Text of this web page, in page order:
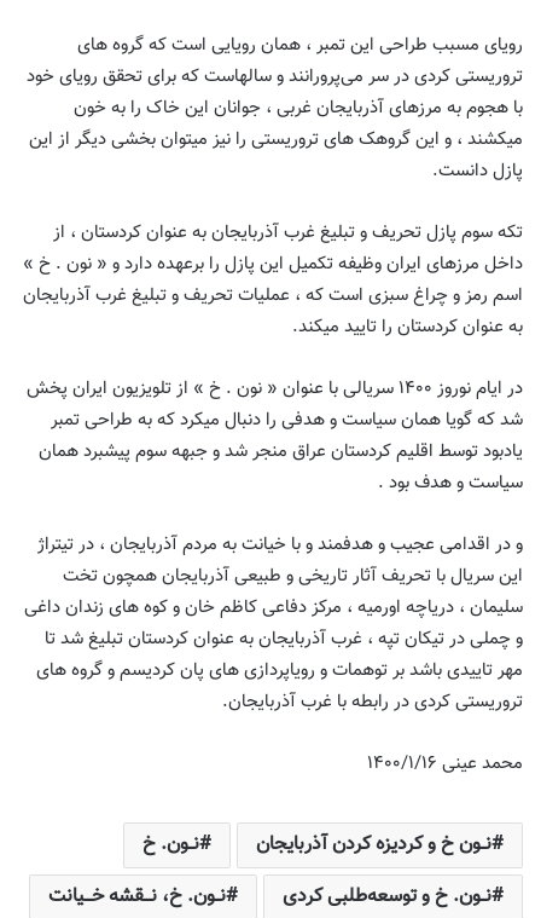
رویای مسبب طراحی این تمبر ، همان رویایی است که گروه های
تروریستی کردی در سر می‌پرورانند و سالهاست که برای تحقق رویای خود
با هجوم به مرزهای آذربایجان غربی ، جوانان این خاک را به خون
میکشند ، و این گروهک های تروریستی را نیز میتوان بخشی دیگر از این
پازل دانست.
تکه سوم پازل تحریف و تبلیغ غرب آذربایجان به عنوان کردستان ، از
داخل مرزهای ایران وظیفه تکمیل این پازل را برعهده دارد و « نون . خ »
اسم رمز و چراغ سبزی است که ، عملیات تحریف و تبلیغ غرب آذربایجان
به عنوان کردستان را تایید میکند.
در ایام نوروز ۱۴۰۰ سریالی با عنوان « نون . خ » از تلویزیون ایران پخش
شد که گویا همان سیاست و هدفی را دنبال میکرد که به طراحی تمبر
یادبود توسط اقلیم کردستان عراق منجر شد و جبهه سوم پیشبرد همان
سیاست و هدف بود .
و در اقدامی عجیب و هدفمند و با خیانت به مردم آذربایجان ، در تیتراژ
این سریال با تحریف آثار تاریخی و طبیعی آذربایجان همچون تخت
سلیمان ، دریاچه اورمیه ، مرکز دفاعی کاظم خان و کوه های زندان داغی
و چملی در تیکان تپه ، غرب آذربایجان به عنوان کردستان تبلیغ شد تا
مهر تاییدی باشد بر توهمات و رویاپردازی های پان کردیسم و گروه های
تروریستی کردی در رابطه با غرب آذربایجان.
محمد عینی ۱۴۰۰/۱/۱۶
نــون خ و کردیزه کردن آذربایجان
نــون. خ
نــون. خ و توسعه‌طلبی کردی
نــون. خ، نـــقشه خـــیانت